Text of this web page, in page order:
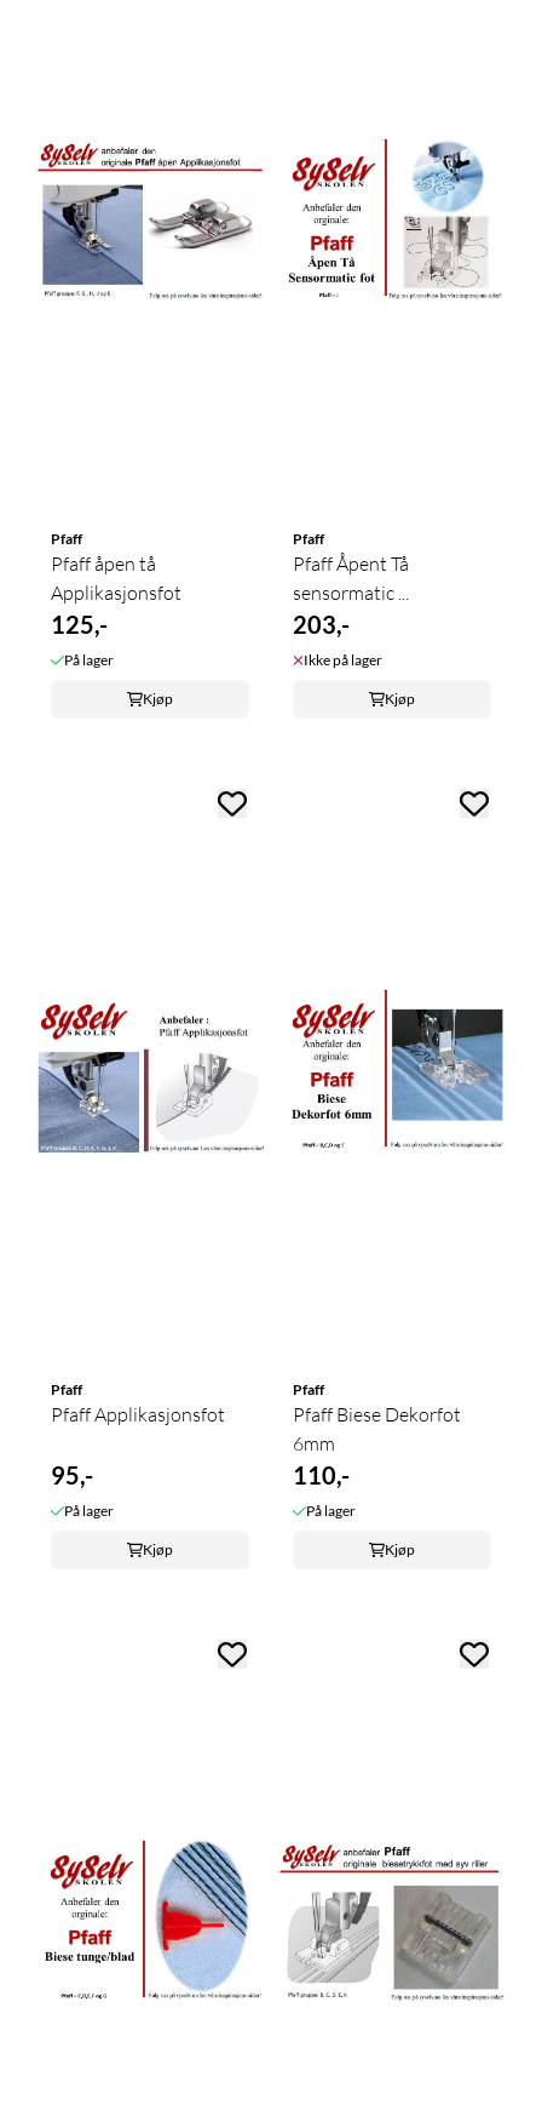
Pfaff
Pfaff åpen tå
Applikasjonsfot
125,-
På lager
Kjøp
Pfaff
Pfaff Åpent Tå
sensormatic ...
203,-
Ikke på lager
Kjøp
Pfaff
Pfaff Applikasjonsfot
95,-
På lager
Kjøp
Pfaff
Pfaff Biese Dekorfot
6mm
110,-
På lager
Kjøp